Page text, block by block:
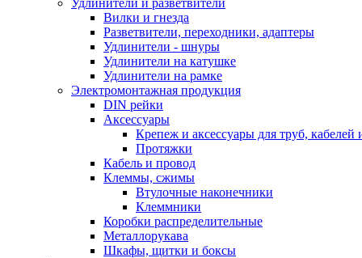
Удлинители и разветвители
Вилки и гнезда
Разветвители, переходники, адаптеры
Удлинители - шнуры
Удлинители на катушке
Удлинители на рамке
Электромонтажная продукция
DIN рейки
Аксессуары
Крепеж и аксессуары для труб, кабелей
Протяжки
Кабель и провод
Клеммы, сжимы
Втулочные наконечники
Клеммники
Коробки распределительные
Металлорукава
Шкафы, щитки и боксы